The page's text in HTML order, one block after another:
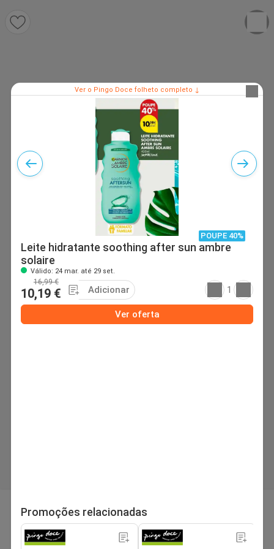
Procurar
Ver o Pingo Doce folheto completo ↓
POUPE 40%
Leite hidratante soothing after sun ambre
solaire
Válido: 24 mar. até 29 set.
16,99 €
10,19 € Adicionar 1
Ver oferta
Promoções relacionadas